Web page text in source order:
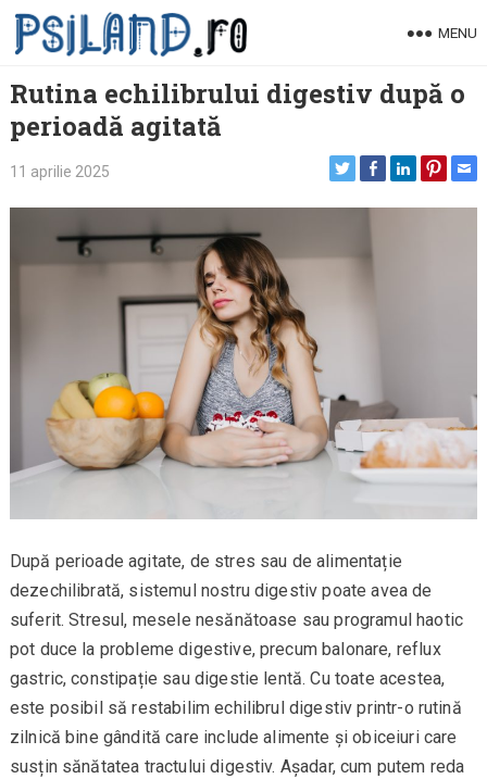
Skip
MENU
Rutina echilibrului digestiv după o
perioadă agitată
11 aprilie 2025
După perioade agitate, de stres sau de alimentație
dezechilibrată, sistemul nostru digestiv poate avea de
suferit. Stresul, mesele nesănătoase sau programul haotic
pot duce la probleme digestive, precum balonare, reflux
gastric, constipație sau digestie lentă. Cu toate acestea,
este posibil să restabilim echilibrul digestiv printr-o rutină
zilnică bine gândită care include alimente și obiceiuri care
susțin sănătatea tractului digestiv. Așadar, cum putem reda